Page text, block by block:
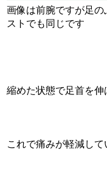
画像は前腕ですが足
ストでも同じです
縮めた状態で足首を伸
これで痛みが軽減して